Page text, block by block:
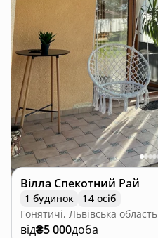
Вілла Спекотний Рай
1 будинок
14 осіб
Гонятичі, Львівська область
від₴5 000доба